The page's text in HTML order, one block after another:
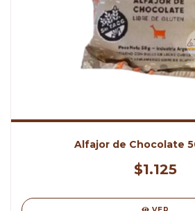
Alfajor de Chocolate
$1.125